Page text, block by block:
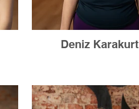
Deniz Karakurt